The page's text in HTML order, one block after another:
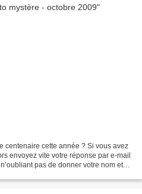
centenaire cette année ? Si vous avez
envoyez vite votre réponse par e-mail
pas de donner votre nom et